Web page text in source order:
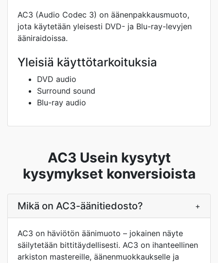
AC3 (Audio Codec 3) on äänenpakkausmuoto,
jota käytetään yleisesti DVD- ja Blu-ray-levyjen
ääniraidoissa.
Yleisiä käyttötarkoituksia
DVD audio
Surround sound
Blu-ray audio
AC3 Usein kysytyt
kysymykset konversioista
Mikä on AC3-äänitiedosto? +
AC3 on häviötön äänimuoto – jokainen näyte
säilytetään bittitäydellisesti. AC3 on ihanteellinen
arkiston mastereille, äänenmuokkaukselle ja